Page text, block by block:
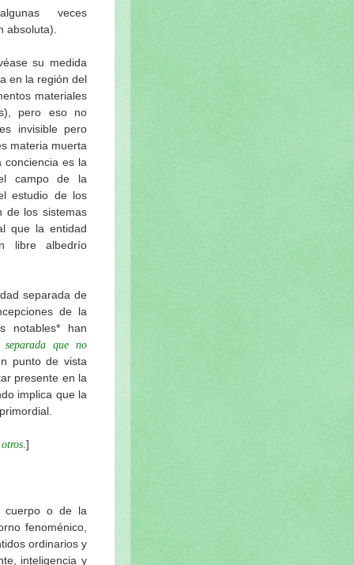
veces
absoluta).
su medida
en la región del
materiales
pero eso no
invisible pero
materia muerta
conciencia es la
campo de la
estudio de los
de los sistemas
que la entidad
libre albedrío
separada de
de la
notables* han
que no
punto de vista
presente en la
implica que la
.]
o de la
fenoménico,
ordinarios y
inteligencia y